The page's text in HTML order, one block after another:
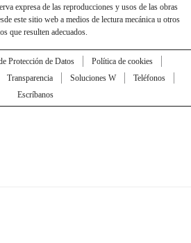
expresa de las reproducciones y usos de las obras
este sitio web a medios de lectura mecánica u otros
que resulten adecuados.
Protección de Datos
Política de cookies
Transparencia Soluciones W
Teléfonos
Escríbanos